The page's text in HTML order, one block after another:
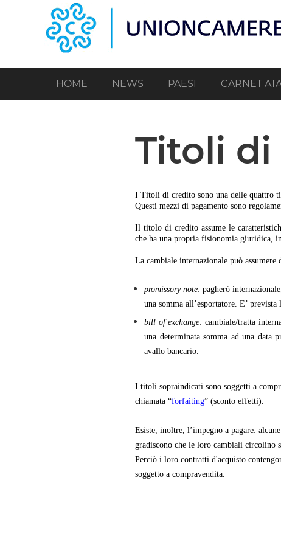
contenuto
principale
HOME NEWS PAESI CARNET
Titoli
I Titoli di credito sono una delle quattro
Questi mezzi di pagamento sono
Il titolo di credito assume le
che ha una propria fisionomia giuridica,
La cambiale internazionale può assumere
promissory note: pagherò
una somma all’esportatore. E’
bill of exchange: cambiale/tratta
una determinata somma ad una data
avallo bancario.
I titoli sopraindicati sono soggetti a
chiamata “forfaiting” (sconto effetti).
Esiste, inoltre, l’impegno a pagare:
gradiscono che le loro cambiali circolino
Perciò i loro contratti d'acquisto
soggetto a compravendita.